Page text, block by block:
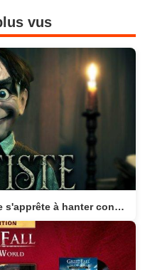
vus
Baptiste : une poupée maudite s'apprête à hanter consoles et PC en 2026